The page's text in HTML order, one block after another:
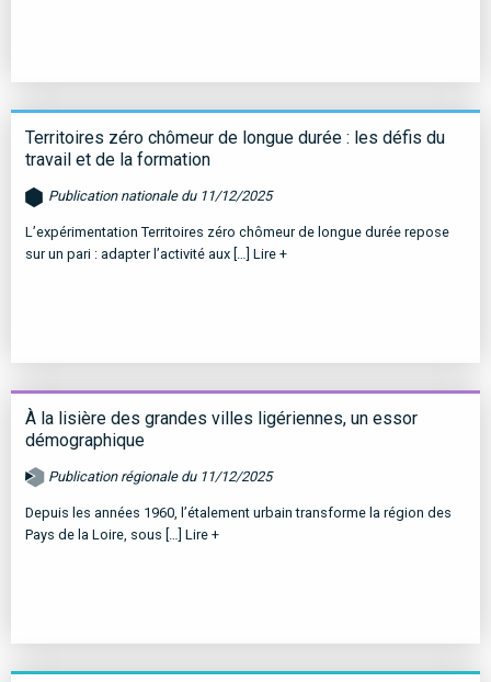
Territoires zéro chômeur de longue durée : les défis du
travail et de la formation
Publication nationale du 11/12/2025
L’expérimentation Territoires zéro chômeur de longue durée repose
sur un pari : adapter l’activité aux […] Lire +
À la lisière des grandes villes ligériennes, un essor
démographique
Publication régionale du 11/12/2025
Depuis les années 1960, l’étalement urbain transforme la région des
Pays de la Loire, sous […] Lire +